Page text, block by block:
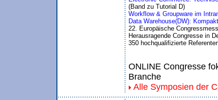
(Band zu Tutorial D)
Workflow & Groupware im
Data Warehouse(DW):
22. Europäische
Herausragende Congresse in
350 hochqualifizierte
ONLINE Congresse
Branche
Alle Symposien der